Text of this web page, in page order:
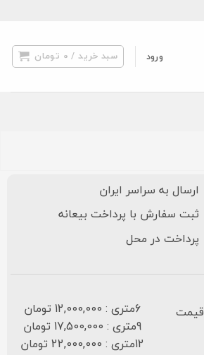
ورود سبد خرید / 0 تومان
ارسال به سراسر ایران
ثبت سفارش با پرداخت بیعانه
پرداخت در محل
قیمت
6متری : 12,000,000 تومان
9متری : 17,500,000 تومان
12متری : 22,000,000 تومان